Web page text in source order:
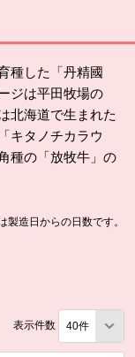
種した「丹精國
ジは平田牧場の
北海道で生まれた
キタノチカラウ
種の「放牧牛」の
造日からの日数です。
表示件数